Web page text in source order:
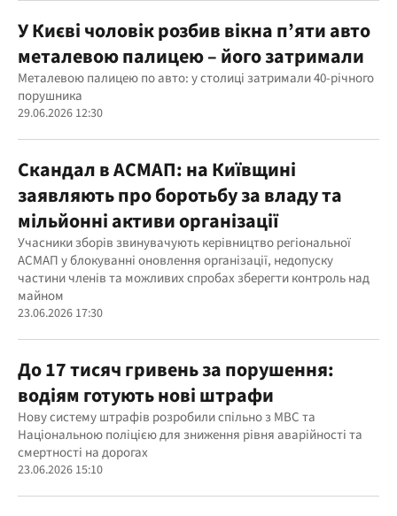
У Києві чоловік розбив вікна п’яти авто
металевою палицею – його затримали
Металевою палицею по авто: у столиці затримали 40-річного
порушника
29.06.2026 12:30
Скандал в АСМАП: на Київщині
заявляють про боротьбу за владу та
мільйонні активи організації
Учасники зборів звинувачують керівництво регіональної
АСМАП у блокуванні оновлення організації, недопуску
частини членів та можливих спробах зберегти контроль над
майном
23.06.2026 17:30
До 17 тисяч гривень за порушення:
водіям готують нові штрафи
Нову систему штрафів розробили спільно з МВС та
Національною поліцією для зниження рівня аварійності та
смертності на дорогах
23.06.2026 15:10